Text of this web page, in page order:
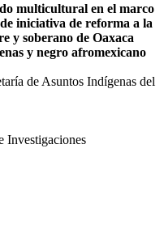
multicultural en el marco
iniciativa de reforma a la
y soberano de Oaxaca
y negro afromexicano
de Asuntos Indígenas del
Investigaciones